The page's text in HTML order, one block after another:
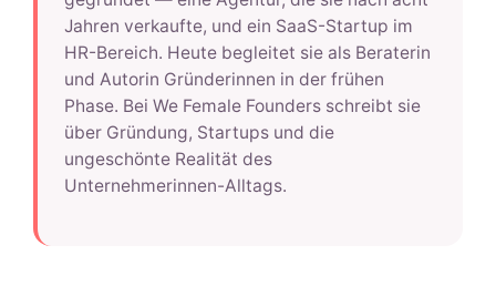
Jahren verkaufte, und ein SaaS-Startup im
HR-Bereich. Heute begleitet sie als Beraterin
und Autorin Gründerinnen in der frühen
Phase. Bei We Female Founders schreibt sie
über Gründung, Startups und die
ungeschönte Realität des
Unternehmerinnen-Alltags.